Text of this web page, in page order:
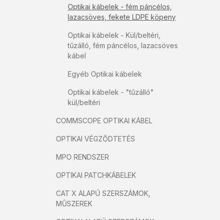
Optikai kábelek - fém páncélos,
lazacsöves, fekete LDPE köpeny
Optikai kábelek - Kül/beltéri,
tűzálló, fém páncélos, lazacsöves
kábel
Egyéb Optikai kábelek
Optikai kábelek - "tűzálló"
kül/beltéri
COMMSCOPE OPTIKAI KÁBEL
OPTIKAI VÉGZŐDTETÉS
MPO RENDSZER
OPTIKAI PATCHKÁBELEK
CAT X ALAPÚ SZERSZÁMOK,
MŰSZEREK